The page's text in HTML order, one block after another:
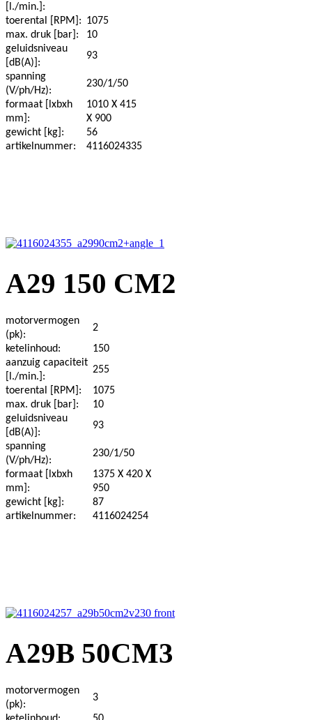
[l./min.]:
toerental [RPM]: 1075
max. druk [bar]:
10
geluidsniveau
[dB(A)]:
93
spanning
(V/ph/Hz):
230/1/50
formaat [lxbxh
mm]:
1010 X 415
X 900
gewicht [kg]:
56
artikelnummer:
4116024335
A29 150 CM2
motorvermogen
(pk):
2
ketelinhoud:
150
aanzuig capaciteit
[l./min.]:
255
toerental [RPM]:
1075
max. druk [bar]:
10
geluidsniveau
[dB(A)]:
93
spanning
(V/ph/Hz):
230/1/50
formaat [lxbxh
mm]:
1375 X 420 X
950
gewicht [kg]:
87
artikelnummer:
4116024254
A29B 50CM3
motorvermogen
(pk):
3